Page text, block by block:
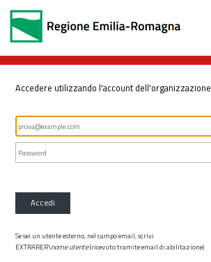
Accedere utilizzando l'account dell'organizzazione
Accedi
Se sei un utente esterno, nel campo email, scrivi
EXTRARER\nome utente(ricevuto tramite email di abilitazione)